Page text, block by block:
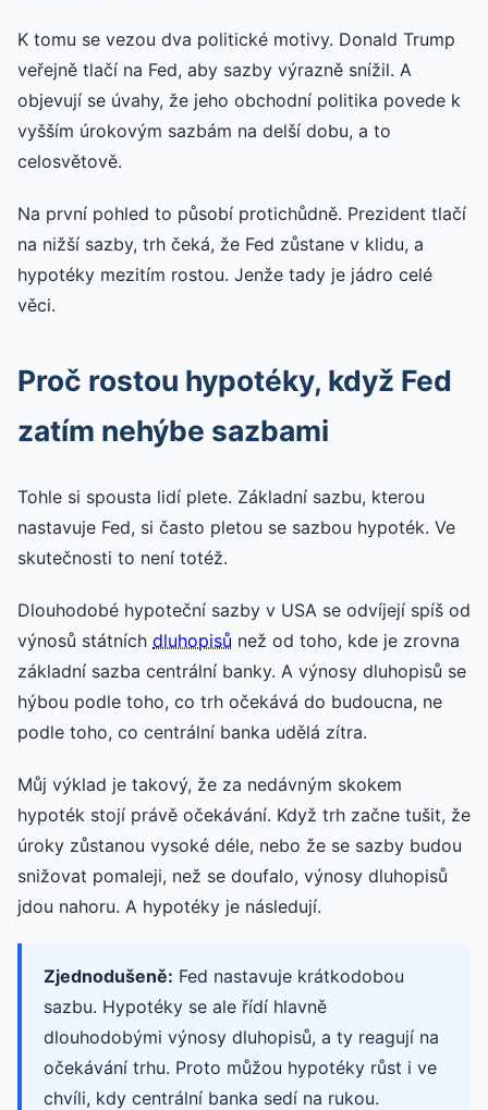
K tomu se vezou dva politické motivy. Donald Trump
veřejně tlačí na Fed, aby sazby výrazně snížil. A
objevují se úvahy, že jeho obchodní politika povede k
vyšším úrokovým sazbám na delší dobu, a to
celosvětově.
Na první pohled to působí protichůdně. Prezident tlačí
na nižší sazby, trh čeká, že Fed zůstane v klidu, a
hypotéky mezitím rostou. Jenže tady je jádro celé
věci.
Proč rostou hypotéky, když Fed
zatím nehýbe sazbami
Tohle si spousta lidí plete. Základní sazbu, kterou
nastavuje Fed, si často pletou se sazbou hypoték. Ve
skutečnosti to není totéž.
Dlouhodobé hypoteční sazby v USA se odvíjejí spíš od
výnosů státních dluhopisů než od toho, kde je zrovna
základní sazba centrální banky. A výnosy dluhopisů se
hýbou podle toho, co trh očekává do budoucna, ne
podle toho, co centrální banka udělá zítra.
Můj výklad je takový, že za nedávným skokem
hypoték stojí právě očekávání. Když trh začne tušit, že
úroky zůstanou vysoké déle, nebo že se sazby budou
snižovat pomaleji, než se doufalo, výnosy dluhopisů
jdou nahoru. A hypotéky je následují.
Zjednodušeně: Fed nastavuje krátkodobou
sazbu. Hypotéky se ale řídí hlavně
dlouhodobými výnosy dluhopisů, a ty reagují na
očekávání trhu. Proto můžou hypotéky růst i ve
chvíli, kdy centrální banka sedí na rukou.